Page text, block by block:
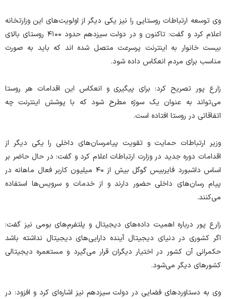
وی توسعه ارتباطات روستایی را نیز یکی دیگر از اولویت‌های این وزارتخانه
اعلام کرد و گفت: تاکنون و در دولت سیزدهم حدود ۴۱۰۰ روستای بالای
بیست خانوار به اینترنت پرسرعت متصل شده اند که باید به صورت
مناسب برای مردم انعکاس داده شود.
زارع پور تصریح کرد: برای پیگیری و انعکاس این اقدامات هر روستا
می‌تواند به عنوان یک سوژه مطرح شود که با پوشش اینترنت چه
اتفاقاتی در روستا افتاده است.
وزیر ارتباطات حمایت و تقویت پیامرسان‌های داخلی را یکی دیگر از
اقدامات دوره جدید در وزارت ارتباطات اعلام کرد و گفت: در حال حاضر بر
اساس داشبورد فایربیس گوگل بیش از ۴۰ میلیون کاربر فعال ماهانه در
پیام رسان‌های داخلی حضور دارند و از خدمات و سرویس‌ها استفاده
می‌کنند.
زارع پور درباره اهمیت داده‌های دیجیتال و پلتفرم‌های بومی نیز گفت:
اگر کشوری در دنیای دیجیتال آینده دارایی‌های دیجیتال نداشته باشد
حکمرانی آن کشور در اختیار دیگران قرار می‌گیرد و مستعمره دیجیتالی
کشور‌های دیگر می‌شود.
وی به دستاورد‌های فضایی در دولت سیزدهم نیز اشاره‌ای کرد و افزود: در